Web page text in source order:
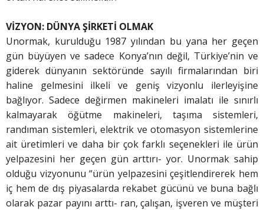
VİZYON: DÜNYAŞİRKETİ OLMAK
Unormak, kurulduğu 1987 yılından bu yana her geçen
gün büyüyen ve sadece Konya’nın değil, Türkiye’nin ve
giderek dünyanın sektöründe sayılı firmalarından biri
haline gelmesini ilkeli ve geniş vizyonlu ilerleyişine
bağlıyor. Sadece değirmen makineleri imalatı ile sınırlı
kalmayarak öğütme makineleri, taşıma sistemleri,
randıman sistemleri, elektrik ve otomasyon sistemlerine
ait üretimleri ve daha bir çok farklı seçenekleri ile ürün
yelpazesini her geçen gün arttırı- yor. Unormak sahip
olduğu vizyonunu “ürün yelpazesini çeşitlendirerek hem
iç hem de dış piyasalarda rekabet gücünü ve buna bağlı
olarak pazar payını arttı- ran, çalışan, işveren ve müşteri